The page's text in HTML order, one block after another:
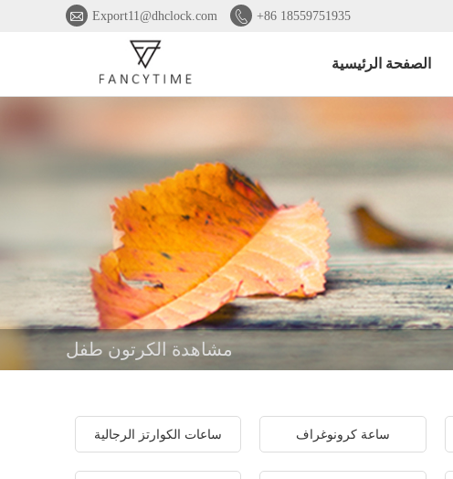
 Export11@dhclock.com  +86 18559751935
الصفحة الرئيسية
مشاهدة الكرتون طفل
ساعات الكوارتز الرجالية ساعة كرونوغراف